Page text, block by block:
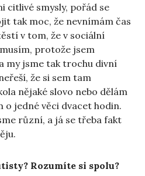
citlivé smysly, pořád se
tak moc, že nevnímám čas
v tom, že v sociální
protože jsem
my jsme tak trochu divní
že si sem tam
nějaké slovo nebo dělám
o jedné věci dvacet hodin.
různí, a já se třeba fakt
Rozumíte si spolu?